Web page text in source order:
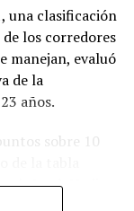
en la
en
y en
licitatorio
una clasificación
los corredores
manejan, evaluó
de la
años.
sobre 10
Isack Hadjar,
butaca de